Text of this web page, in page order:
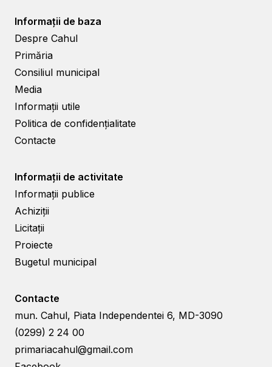
Informații de baza
Despre Cahul
Primăria
Consiliul municipal
Media
Informații utile
Politica de confidențialitate
Contacte
Informații de activitate
Informații publice
Achiziții
Licitații
Proiecte
Bugetul municipal
Contacte
mun. Cahul, Piata Independentei 6, MD-3090
(0299) 2 24 00
primariacahul@gmail.com